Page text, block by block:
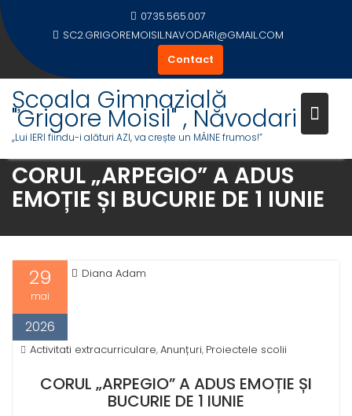
Skip
to
content
0735.565.007
SC2.GRIGOREMOISIL.NAVODARI@GMAIL.COM
Contact
Școala Gimnazială
"Grigore Moisil" , Năvodari
,,Lui IERI fiindu-i alături AZI, va crește un MÂINE frumos!”
CORUL „ARPEGIO” A ADUS
EMOȚIE ȘI BUCURIE DE 1 IUNIE
29
mai
2026
Diana Adam
Activitati extracurriculare,Anunțuri, Proiectele scolii
CORUL „ARPEGIO” A ADUS EMOȚIE ȘI
BUCURIE DE 1 IUNIE